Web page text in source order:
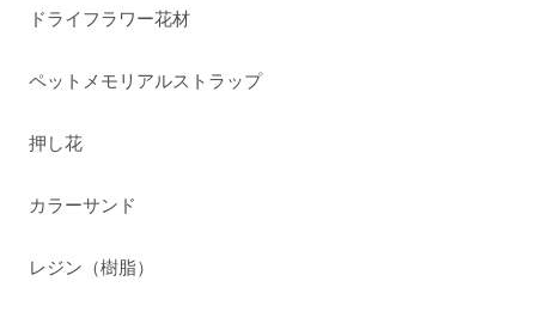
ドライフラワー花材
ペットメモリアルストラップ
押し花
カラーサンド
レジン（樹脂）